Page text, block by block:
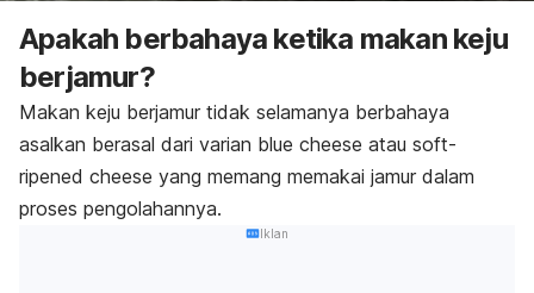
Apakah berbahaya ketika makan keju
berjamur?
Makan keju berjamur tidak selamanya berbahaya
asalkan berasal dari varian blue cheese atau soft-
ripened cheese yang memang memakai jamur dalam
proses pengolahannya.
Iklan